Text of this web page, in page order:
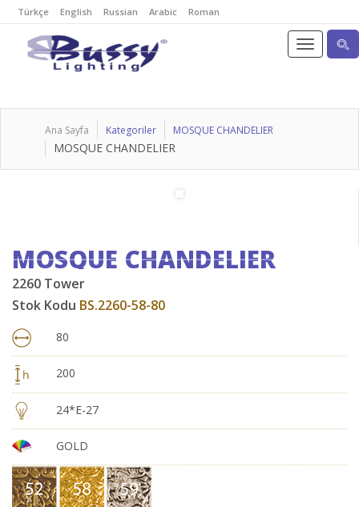
Türkçe English Russian Arabic Roman
Ana Sayfa Kategoriler MOSQUE CHANDELIER
MOSQUE CHANDELIER
MOSQUE CHANDELIER
2260 Tower
Stok Kodu BS.2260-58-80
80
200
24*E-27
GOLD